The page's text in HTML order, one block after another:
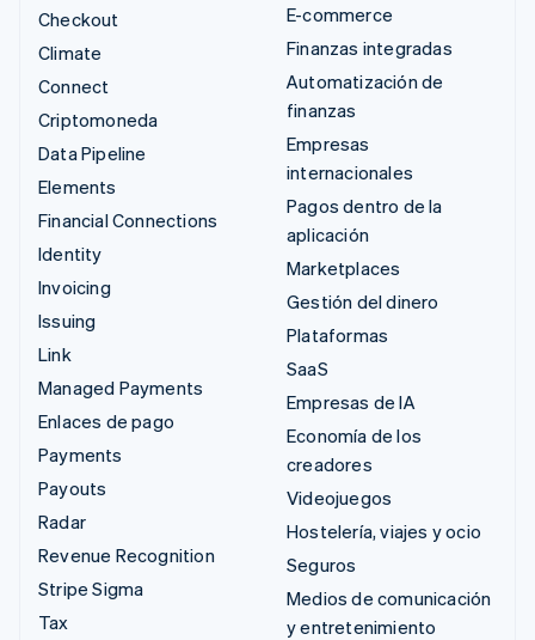
Checkout
Climate
Connect
Criptomoneda
Data Pipeline
Elements
Financial Connections
Identity
Invoicing
Issuing
Link
Managed Payments
Enlaces de pago
Payments
Payouts
Radar
Revenue Recognition
Stripe Sigma
Tax
E-commerce
Finanzas integradas
Automatización de
finanzas
Empresas
internacionales
Pagos dentro de la
aplicación
Marketplaces
Gestión del dinero
Plataformas
SaaS
Empresas de IA
Economía de los
creadores
Videojuegos
Hostelería, viajes y ocio
Seguros
Medios de comunicación
y entretenimiento